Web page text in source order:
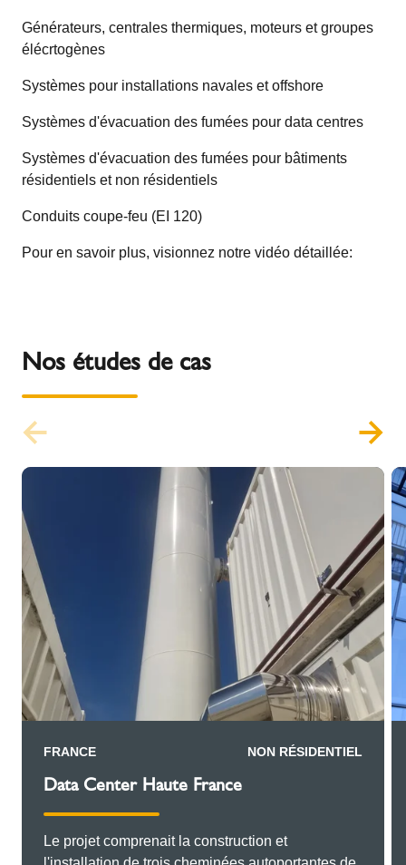
Générateurs, centrales thermiques, moteurs et groupes
élécrtogènes
Systèmes pour installations navales et offshore
Systèmes d'évacuation des fumées pour data centres
Systèmes d'évacuation des fumées pour bâtiments
résidentiels et non résidentiels
Conduits coupe-feu (EI 120)
Pour en savoir plus, visionnez notre vidéo détaillée:
Nos études de cas
FRANCE NON RÉSIDENTIEL
Data Center Haute France
Le projet comprenait la construction et